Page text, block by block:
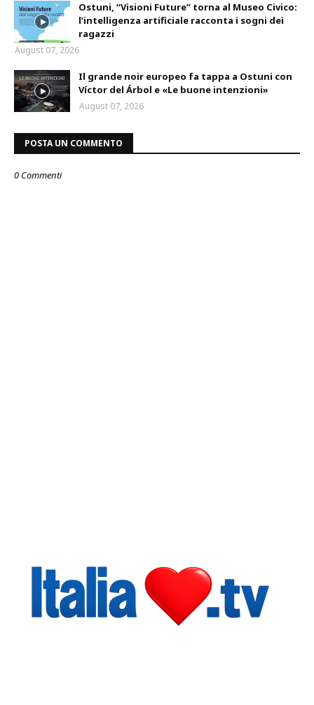
Ostuni, “Visioni Future” torna al Museo Civico:
l’intelligenza artificiale racconta i sogni dei
ragazzi
August 07, 2026
Il grande noir europeo fa tappa a Ostuni con
Víctor del Árbol e «Le buone intenzioni»
August 07, 2026
POSTA UN COMMENTO
0 Commenti